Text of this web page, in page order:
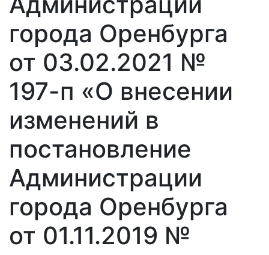
города Оренбурга
от 03.02.2021 №
197-п «О внесении
изменений в
постановление
Администрации
города Оренбурга
от 01.11.2019 №